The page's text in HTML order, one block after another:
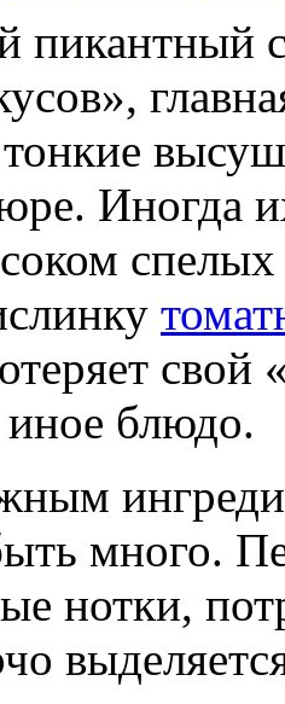
пикантный
Иногда
свой
блюдо.
много.
нотки,